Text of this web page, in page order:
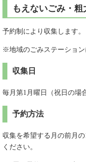
もえないごみ・粗
予約制により収集します。
※地域のごみステーション
収集日
毎月第1月曜日（祝日の場
予約方法
収集を希望する月の前月
ください。